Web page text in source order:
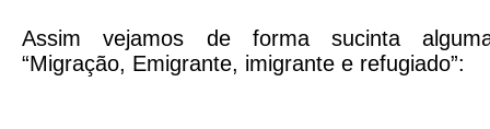
Assim vejamos de forma sucinta
“Migração, Emigrante, imigrante e refugiado”: